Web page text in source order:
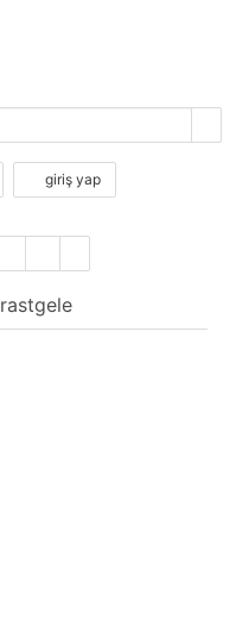
giriş yap
rastgele